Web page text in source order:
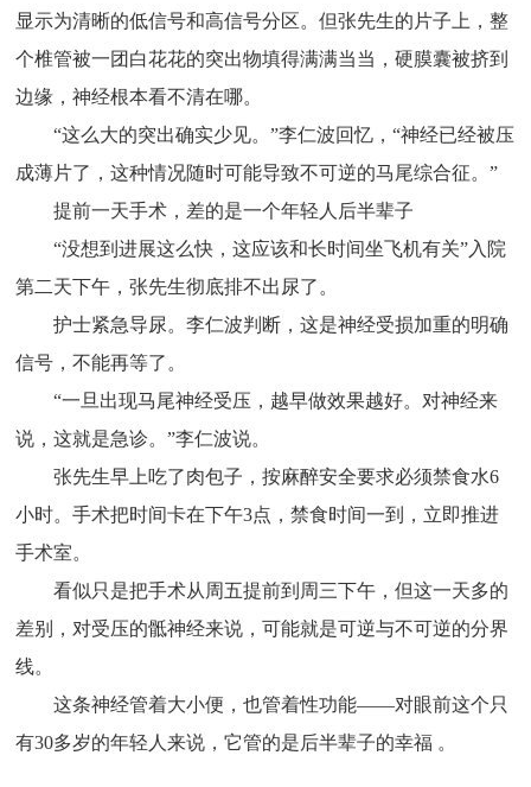
显示为清晰的低信号和高信号分区。但张先生的片子上，整
个椎管被一团白花花的突出物填得满满当当，硬膜囊被挤到
边缘，神经根本看不清在哪。
“这么大的突出确实少见。”李仁波回忆，“神经已经被压
成薄片了，这种情况随时可能导致不可逆的马尾综合征。”
提前一天手术，差的是一个年轻人后半辈子
“没想到进展这么快，这应该和长时间坐飞机有关”入院
第二天下午，张先生彻底排不出尿了。
护士紧急导尿。李仁波判断，这是神经受损加重的明确
信号，不能再等了。
“一旦出现马尾神经受压，越早做效果越好。对神经来
说，这就是急诊。”李仁波说。
张先生早上吃了肉包子，按麻醉安全要求必须禁食水6
小时。手术把时间卡在下午3点，禁食时间一到，立即推进
手术室。
看似只是把手术从周五提前到周三下午，但这一天多的
差别，对受压的骶神经来说，可能就是可逆与不可逆的分界
线。
这条神经管着大小便，也管着性功能——对眼前这个只
有30多岁的年轻人来说，它管的是后半辈子的幸福 。